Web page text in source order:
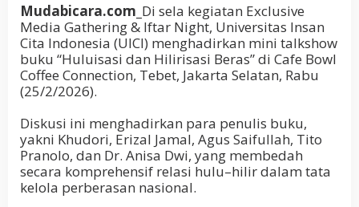
Mudabicara.com_ Di sela kegiatan Exclusive
Media Gathering & Iftar Night, Universitas Insan
Cita Indonesia (UICI) menghadirkan mini talkshow
buku “Huluisasi dan Hilirisasi Beras” di Cafe Bowl
Coffee Connection, Tebet, Jakarta Selatan, Rabu
(25/2/2026).
Diskusi ini menghadirkan para penulis buku,
yakni Khudori, Erizal Jamal, Agus Saifullah, Tito
Pranolo, dan Dr. Anisa Dwi, yang membedah
secara komprehensif relasi hulu–hilir dalam tata
kelola perberasan nasional.